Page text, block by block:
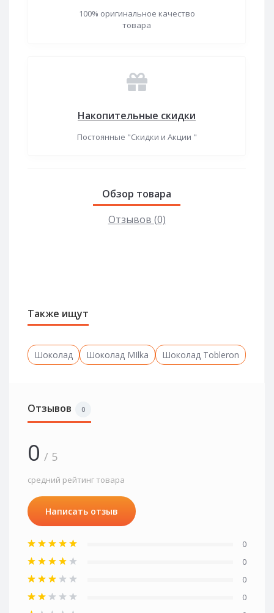
100% оригинальное качество
товара
Накопительные скидки
Постоянные "Скидки и Акции "
Обзор товара
Отзывов (0)
Также ищут
Шоколад Шоколад MIlka Шоколад Tobleron
Отзывов 0
0 / 5
средний рейтинг товара
Написать отзыв
0
0
0
0